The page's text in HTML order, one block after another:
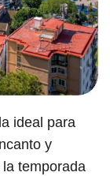
ideal para
y
temporada